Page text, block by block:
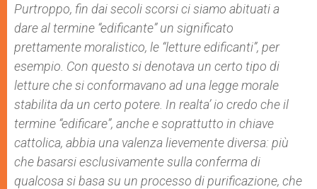
Purtroppo, fin dai secoli scorsi ci siamo abituati a
dare al termine “edificante” un significato
prettamente moralistico, le “letture edificanti”, per
esempio. Con questo si denotava un certo tipo di
letture che si conformavano ad una legge morale
stabilita da un certo potere. In realta’ io credo che il
termine “edificare”, anche e soprattutto in chiave
cattolica, abbia una valenza lievemente diversa: più
che basarsi esclusivamente sulla conferma di
qualcosa si basa su un processo di purificazione, che